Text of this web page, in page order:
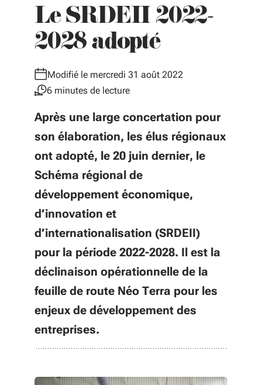
Le SRDEII 2022-
2028 adopté
Modifié le mercredi 31 août 2022
6 minutes de lecture
Après une large concertation pour
son élaboration, les élus régionaux
ont adopté, le 20 juin dernier, le
Schéma régional de
développement économique,
d’innovation et
d’internationalisation (SRDEII)
pour la période 2022-2028. Il est la
déclinaison opérationnelle de la
feuille de route Néo Terra pour les
enjeux de développement des
entreprises.